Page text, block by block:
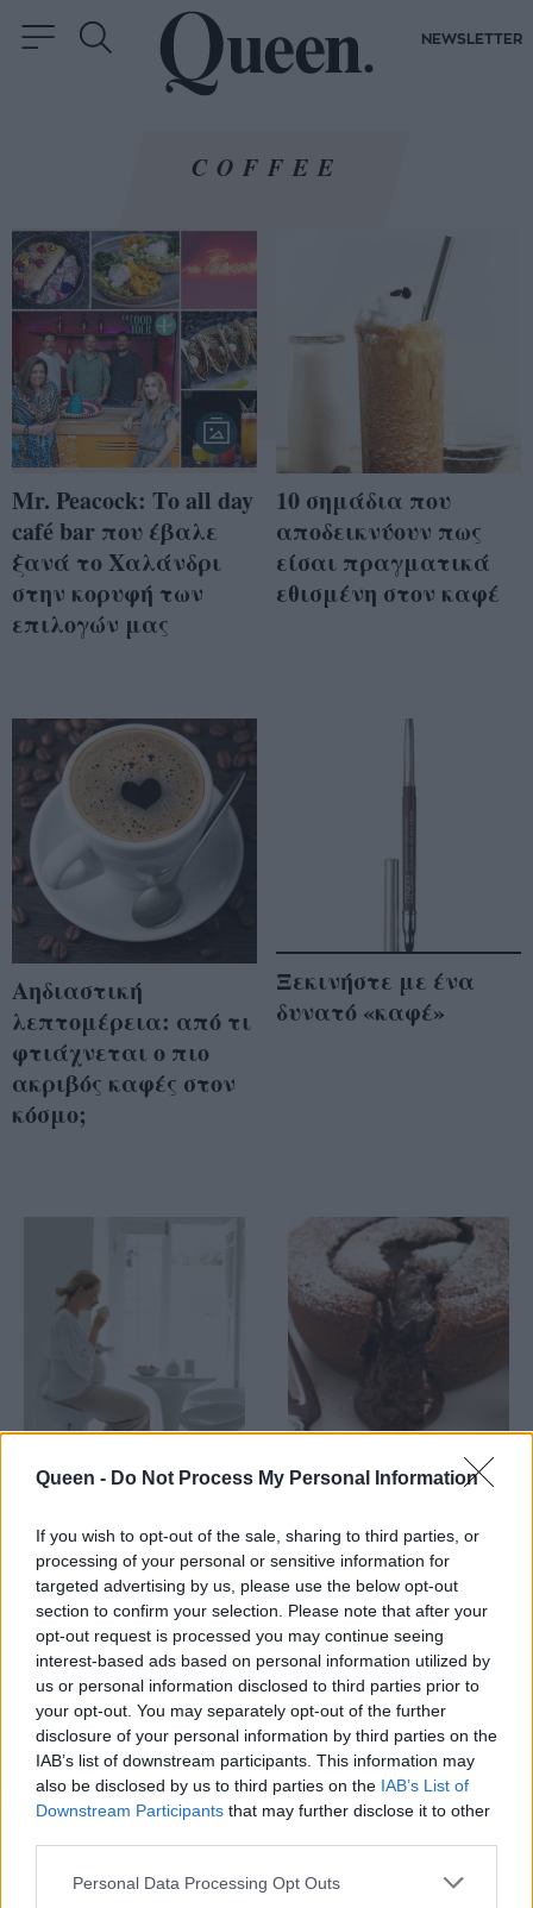
Queen - Do Not Process My Personal Information
If you wish to opt-out of the sale, sharing to third parties, or
processing of your personal or sensitive information for
targeted advertising by us, please use the below opt-out
section to confirm your selection. Please note that after your
opt-out request is processed you may continue seeing
interest-based ads based on personal information utilized by
us or personal information disclosed to third parties prior to
your opt-out. You may separately opt-out of the further
disclosure of your personal information by third parties on the
IAB’s list of downstream participants. This information may
also be disclosed by us to third parties on the IAB’s List of
Downstream Participants that may further disclose it to other
Personal Data Processing Opt Outs
NEWSLETTER
COFFEE
Mr. Peacock: Το all day
café bar που έβαλε
ξανά το Χαλάνδρι
στην κορυφή των
επιλογών μας
10 σημάδια που
αποδεικνύουν πως
είσαι πραγματικά
εθισμένη στον καφέ
Αηδιαστική
λεπτομέρεια: από τι
φτιάχνεται ο πιο
ακριβός καφές στον
κόσμο;
Ξεκινήστε με ένα
δυνατό «καφέ»
Καφεΐνη και
εγκυμοσύνη πάνε
μαζί;
Σοκολατένιες
πουτίγκες με άρωμα
καφέ
Πως θα βγάλετε τον
Καβγά βλέπω στο